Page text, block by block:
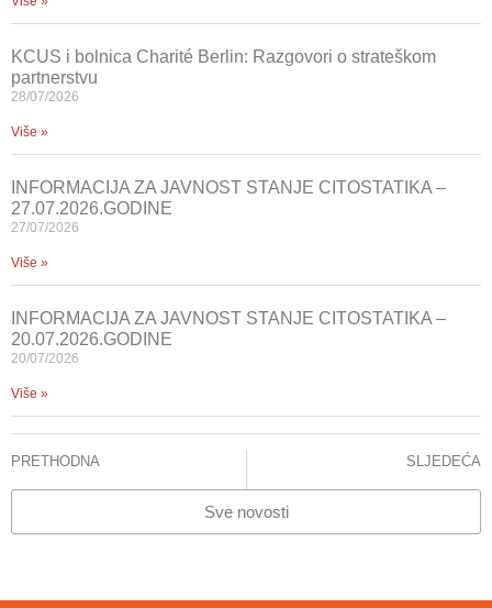
KCUS i bolnica Charité Berlin: Razgovori o strateškom
partnerstvu
28/07/2026
Više »
INFORMACIJA ZA JAVNOST STANJE CITOSTATIKA –
27.07.2026.GODINE
27/07/2026
Više »
INFORMACIJA ZA JAVNOST STANJE CITOSTATIKA –
20.07.2026.GODINE
20/07/2026
Više »
PRETHODNA SLJEDEĆA
Sve novosti